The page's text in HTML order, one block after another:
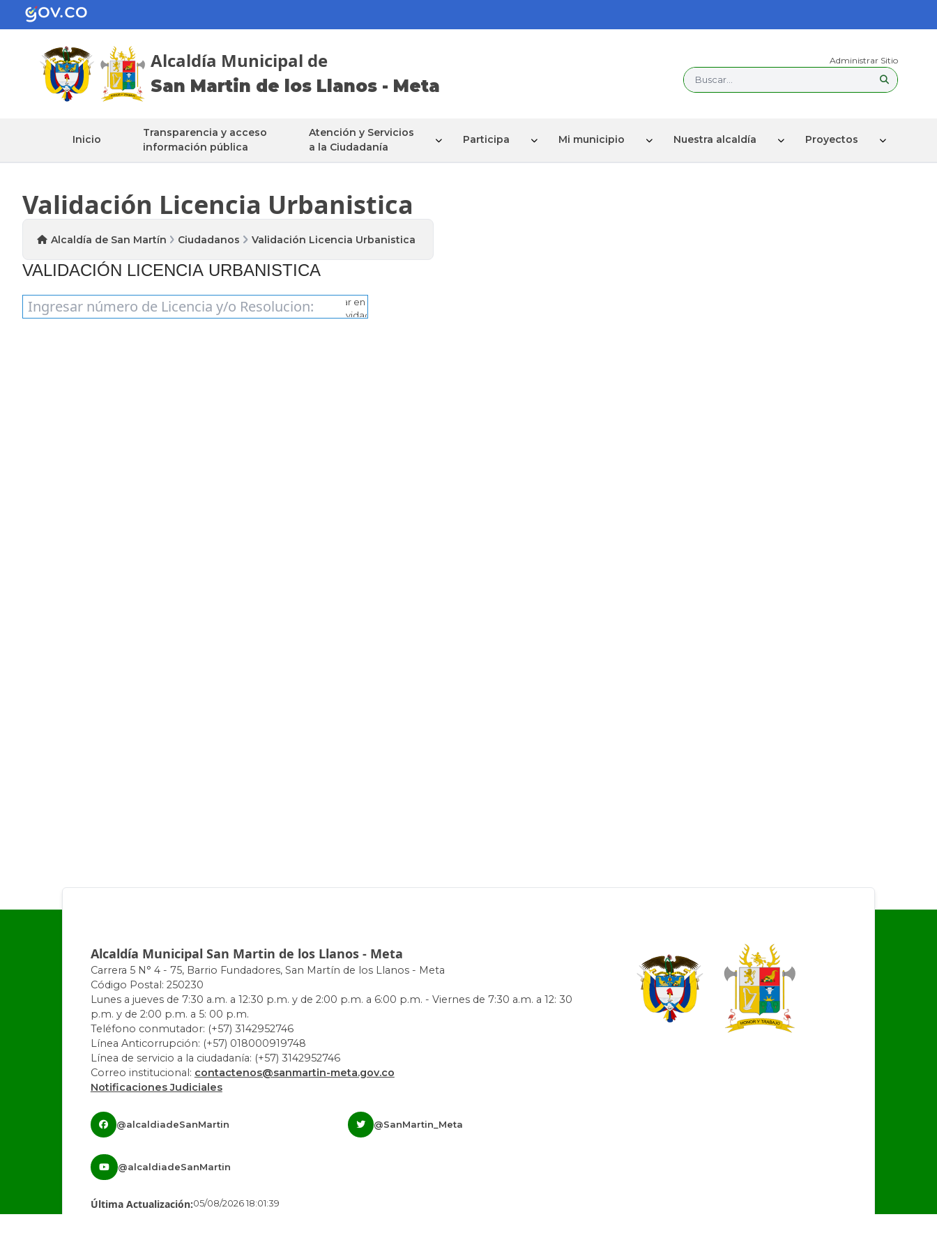
Alcaldía Municipal de
San Martin de los Llanos - Meta
Administrar Sitio
Buscar...
Inicio
Transparencia y acceso
información pública
Atención y Servicios
a la Ciudadanía
Participa Mi municipio Nuestra alcaldía Proyectos
Validación Licencia Urbanistica
Alcaldía de San Martín Ciudadanos Validación Licencia Urbanistica
​VALIDACIÓN LICENCIA URBANISTICA​
Alcaldía Municipal San Martin de los Llanos - Meta
Carrera 5 N° 4 - 75, Barrio Fundadores, San Martín de los Llanos - Meta
Código Postal: 250230
Lunes a jueves de 7:30 a.m. a 12:30 p.m. y de 2:00 p.m. a 6:00 p.m. - Viernes de 7:30 a.m. a 12: 30
p.m. y de 2:00 p.m. a 5: 00 p.m.
Teléfono conmutador: (+57) 3142952746
Línea Anticorrupción: (+57) 018000919748
Línea de servicio a la ciudadanía: (+57) 3142952746
Correo institucional: contactenos@sanmartin-meta.gov.co
Notificaciones Judiciales
@alcaldiadeSanMartin @SanMartin_Meta
@alcaldiadeSanMartin
Última Actualización:05/08/2026 18:01:39